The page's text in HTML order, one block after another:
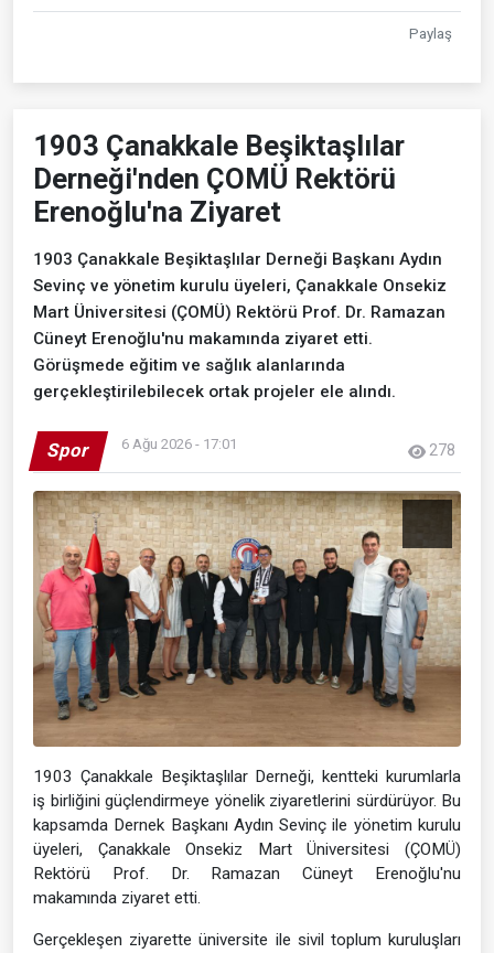
Paylaş
1903 Çanakkale Beşiktaşlılar
Derneği'nden ÇOMÜ Rektörü
Erenoğlu'na Ziyaret
1903 Çanakkale Beşiktaşlılar Derneği Başkanı Aydın
Sevinç ve yönetim kurulu üyeleri, Çanakkale Onsekiz
Mart Üniversitesi (ÇOMÜ) Rektörü Prof. Dr. Ramazan
Cüneyt Erenoğlu'nu makamında ziyaret etti.
Görüşmede eğitim ve sağlık alanlarında
gerçekleştirilebilecek ortak projeler ele alındı.
Spor 6 Ağu 2026 - 17:01 278
1903 Çanakkale Beşiktaşlılar Derneği, kentteki kurumlarla
iş birliğini güçlendirmeye yönelik ziyaretlerini sürdürüyor. Bu
kapsamda Dernek Başkanı Aydın Sevinç ile yönetim kurulu
üyeleri, Çanakkale Onsekiz Mart Üniversitesi (ÇOMÜ)
Rektörü Prof. Dr. Ramazan Cüneyt Erenoğlu'nu
makamında ziyaret etti.
Gerçekleşen ziyarette üniversite ile sivil toplum kuruluşları